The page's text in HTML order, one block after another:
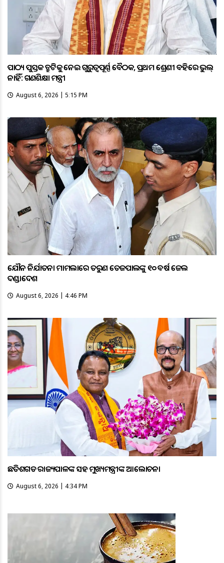
ପାଠ୍ୟ ପୁସ୍ତକ ତ୍ରୁଟିକୁ ନେଇ ଗୁରୁତ୍ବପୂର୍ଣ୍ଣ ବୈଠକ, ପ୍ରଥମ ଶ୍ରେଣୀ ବହିରେ ଭୁଲ୍
ନାହିଁ: ଗଣଶିକ୍ଷା ମନ୍ତ୍ରୀ
August 6, 2026 | 5:15 PM
ଯୌନ ନିର୍ଯାତନା ମାମଲାରେ ତରୁଣ ତେଜପାଲଙ୍କୁ ୧୦ ବର୍ଷ ଜେଲ
ଦଣ୍ଡାଦେଶ
August 6, 2026 | 4:46 PM
ଛତିଶଗଡ ରାଜ୍ୟପାଳଙ୍କ ସହ ମୁଖ୍ୟମନ୍ତ୍ରୀଙ୍କ ଆଲୋଚନା
August 6, 2026 | 4:34 PM